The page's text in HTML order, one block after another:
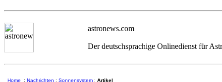
astronews.com
Der deutschsprachige Onlinedienst für
Home : Nachrichten : Sonnensystem : Artikel